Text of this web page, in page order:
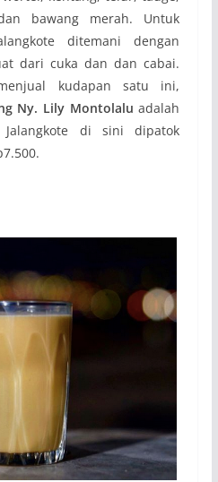
bawang merah. Untuk
ditemani dengan
dari cuka dan dan cabai.
kudapan satu ini,
Ny. Lily Montolalu adalah
di sini dipatok